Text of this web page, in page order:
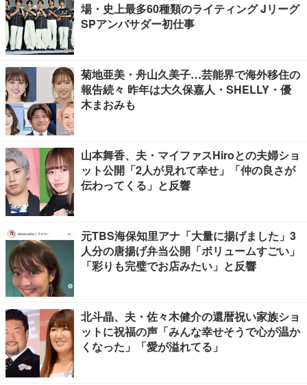
場・史上最多60種類のライティング Jリーグ
SPアンバサダー初仕事
菊地亜美・舟山久美子…芸能界で海外移住の
報告続々 昨年は大久保嘉人・SHELLY・優
木まおみも
山本舞香、夫・マイファスHiroとの夫婦ショ
ット公開「2人が見れて幸せ」「仲の良さが
伝わってくる」と反響
元TBS海保知里アナ「大量に揚げました」3
人分の唐揚げ弁当公開「ボリュームすごい」
「彩りも完璧でお店みたい」と反響
北斗晶、夫・佐々木健介の還暦祝い家族ショ
ットに祝福の声「みんな幸せそうで心が温か
くなった」「愛が溢れてる」